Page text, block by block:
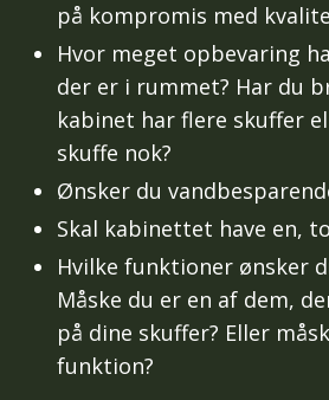
på kompromis med
Hvor meget opbevaring
der er i rummet? Har du
kabinet har flere skuffer
skuffe nok?
Ønsker du
Skal kabinettet have en,
Hvilke funktioner ønsker
Måske du er en af dem,
på dine skuffer? Eller
funktion?